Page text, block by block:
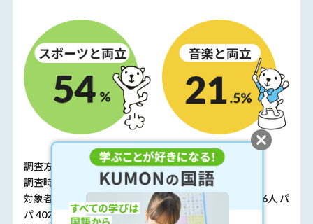
調査方法：インターネット調査
調査時期：2019年2月
対象者 ：現在小学生で公文に通うお子さまのママ 216人 パ
パ 402人